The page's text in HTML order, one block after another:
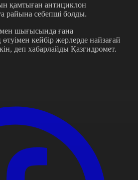
қамтыған антициклон
райына себепші болды.
мен шығысында ғана
кейбір жерлерде найзағай
деп хабарлайды Қазгидромет.